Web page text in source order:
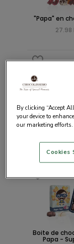
"Papa" en
27.98
PAPA -
Boite de
Papa -
By clicking “Accept
your device to
our marketing efforts.
Cookies